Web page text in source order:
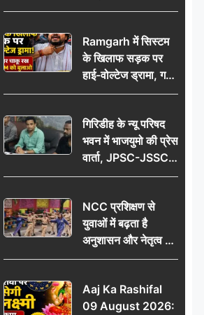
बैग, जरूरी दस्तावेज
पुलिस टीम का जताया
आभार
Ramgarh में सिस्टम
के खिलाफ सड़क पर
हाई-वोल्टेज ड्रामा, गर्दन
पर चाकू रख बोला- CM
वायरल
गिरिडीह के न्यू परिषद
भवन में भाजयुमो की प्रेस
वार्ता, JPSC-JSSC
पेपर लीक के विरोध में
विधानसभा घेराव का
ऐलान
NCC प्रशिक्षण से
युवाओं में बढ़ता है
अनुशासन और नेतृत्व का
गुण: डॉ. जी.एन. खान
Aaj Ka Rashifal
09 August 2026: